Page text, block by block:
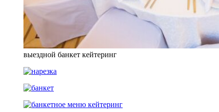
выездной банкет кейтеринг